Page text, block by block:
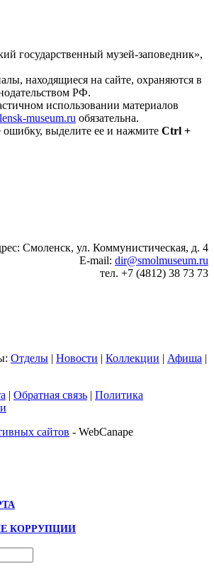
государственный музей-заповедник»,
находящиеся на сайте, охраняются в
РФ.
использовании материалов
museum.ru обязательна.
выделите ее и нажмите Ctrl +
Смоленск, ул. Коммунистическая, д. 4
E-mail: dir@smolmuseum.ru
тел. +7 (4812) 38 73 73
Отделы | Новости | Коллекции | Афиша |
| Обратная связь | Политика
сайтов - WebCanape
КОРРУПЦИИ